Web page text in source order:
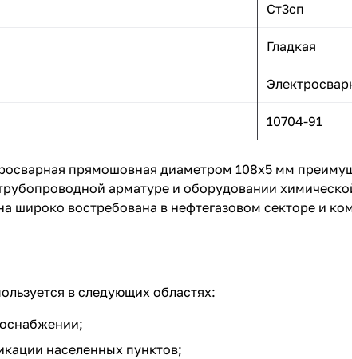
Ст3сп
Гладкая
10704-91
прямошовная диаметром 108x5 мм
арматуре и оборудовании
широко востребована в нефтегазовом секторе и
в следующих областях:
населенных пунктов;